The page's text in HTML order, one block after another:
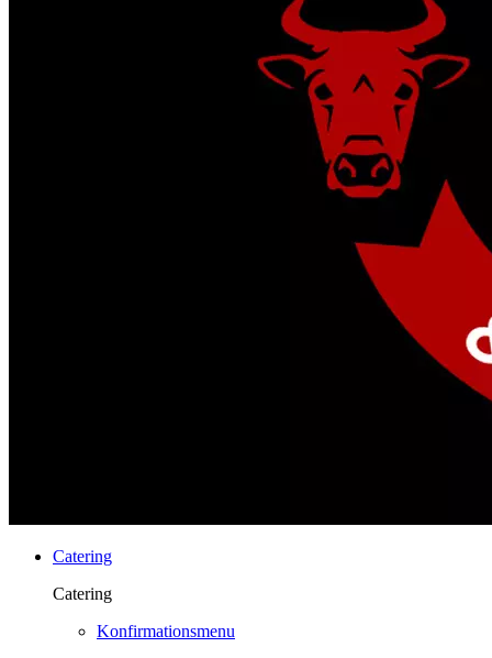
Catering
Catering
Konfirmationsmenu